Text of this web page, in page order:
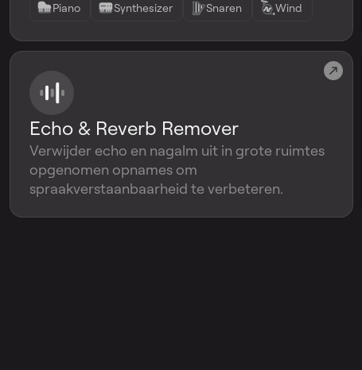
Piano
Synthesizer Snaren Wind
Echo & Reverb Remover
Verwijder echo en nagalm uit in grote ruimtes
opgenomen opnames om
spraakverstaanbaarheid te verbeteren.